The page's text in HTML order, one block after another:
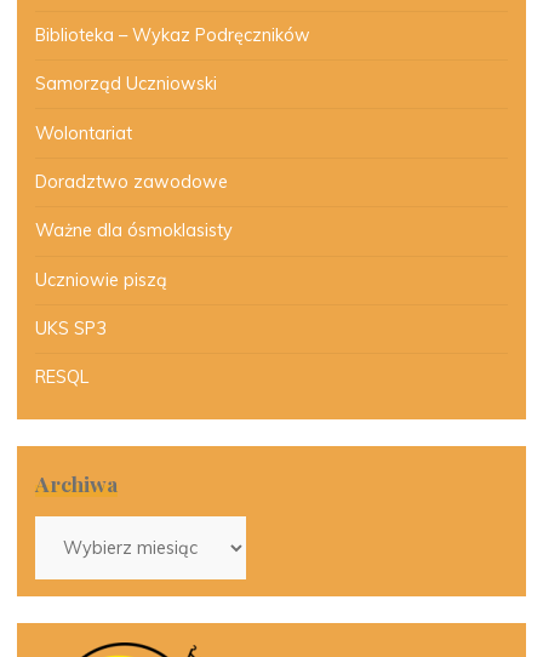
Biblioteka – Wykaz Podręczników
Samorząd Uczniowski
Wolontariat
Doradztwo zawodowe
Ważne dla ósmoklasisty
Uczniowie piszą
UKS SP3
RESQL
Archiwa